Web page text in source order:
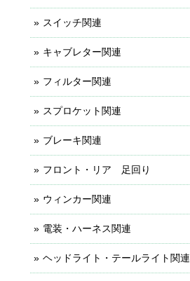
スイッチ関連
キャブレター関連
フィルター関連
スプロケット関連
ブレーキ関連
フロント・リア 足回り
ウィンカー関連
電装・ハーネス関連
ヘッドライト・テールライト関連